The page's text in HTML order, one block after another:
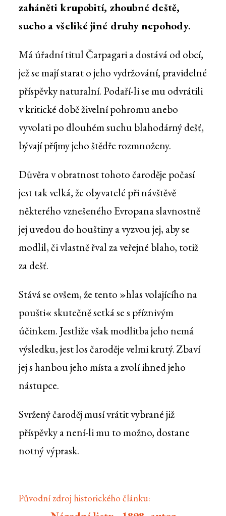
zaháněti krupobití, zhoubné deště,
sucho a všeliké jiné druhy nepohody.
Má úřadní titul Čarpagari a dostává od obcí,
jež se mají starat o jeho vydržování, pravidelné
příspěvky naturalní. Podaří-li se mu odvrátili
v kritické době živelní pohromu anebo
vyvolati po dlouhém suchu blahodárný dešť,
bývají příjmy jeho štědře rozmnoženy.
Důvěra v obratnost tohoto čaroděje počasí
jest tak velká, že obyvatelé při návštěvě
některého vznešeného Evropana slavnostně
jej uvedou do houštiny a vyzvou jej, aby se
modlil, či vlastně řval za veřejné blaho, totiž
za dešť.
Stává se ovšem, že tento »hlas volajícího na
poušti« skutečně setká se s příznivým
účinkem. Jestliže však modlitba jeho nemá
výsledku, jest los čaroděje velmi krutý. Zbaví
jej s hanbou jeho místa a zvolí ihned jeho
nástupce.
Svržený čaroděj musí vrátit vybrané již
příspěvky a není-li mu to možno, dostane
notný výprask.
Původní zdroj historického článku: